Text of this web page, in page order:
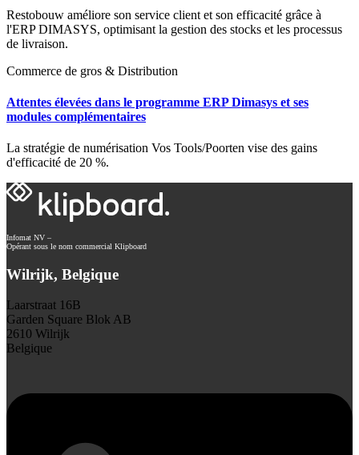
Restobouw améliore son service client et son efficacité grâce à
l'ERP DIMASYS, optimisant la gestion des stocks et les processus
de livraison.
Commerce de gros & Distribution
Attentes élevées dans le programme ERP Dimasys et ses
modules complémentaires
La stratégie de numérisation Vos Tools/Poorten vise des gains
d'efficacité de 20 %.
Infomat NV –
Opérant sous le nom commercial Klipboard
Wilrijk, Belgique
Laarstraat 16B
Garden Square Blok AB
2610 Wilrijk
Belgique